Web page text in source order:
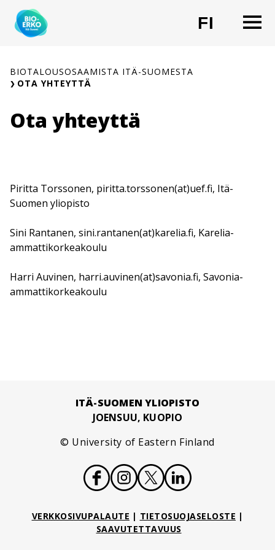
Siirry
sisältöön
FI
BIOTALOUSOSAAMISTA ITÄ-SUOMESTA
OTA YHTEYTTÄ
Ota yhteyttä
Piritta Torssonen, piritta.torssonen(at)uef.fi, Itä-
Suomen yliopisto
Sini Rantanen, sini.rantanen(at)karelia.fi, Karelia-
ammattikorkeakoulu
Harri Auvinen, harri.auvinen(at)savonia.fi, Savonia-
ammattikorkeakoulu
ITÄ-SUOMEN YLIOPISTO
JOENSUU, KUOPIO
© University of Eastern Finland
VERKKOSIVUPALAUTE | TIETOSUOJASELOSTE |
SAAVUTETTAVUUS